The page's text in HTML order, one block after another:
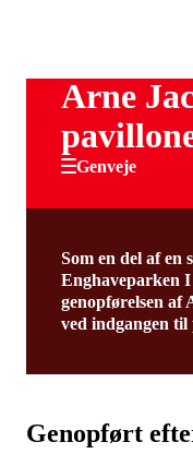
Arne
Genveje
Som en del af en
Enghaveparken
genopførelsen af
ved indgangen
Genopført